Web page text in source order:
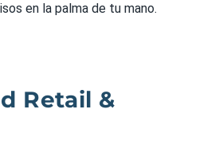
en la palma de tu mano.
Retail &